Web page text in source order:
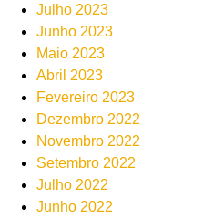
Julho 2023
Junho 2023
Maio 2023
Abril 2023
Fevereiro 2023
Dezembro 2022
Novembro 2022
Setembro 2022
Julho 2022
Junho 2022